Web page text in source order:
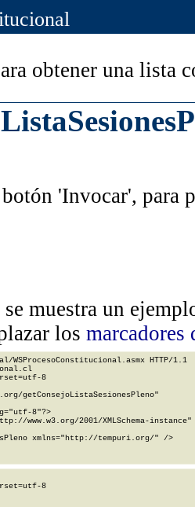
obtener una lista
'Invocar', para
muestra un
los marcadores
WSProcesoConstitucional.asmx HTTP/1.1
8
getConsejoListaSesionesPleno"
8"?>
www.w3.org/2001/XMLSchema-
xmlns="http://tempuri.org/" />
8